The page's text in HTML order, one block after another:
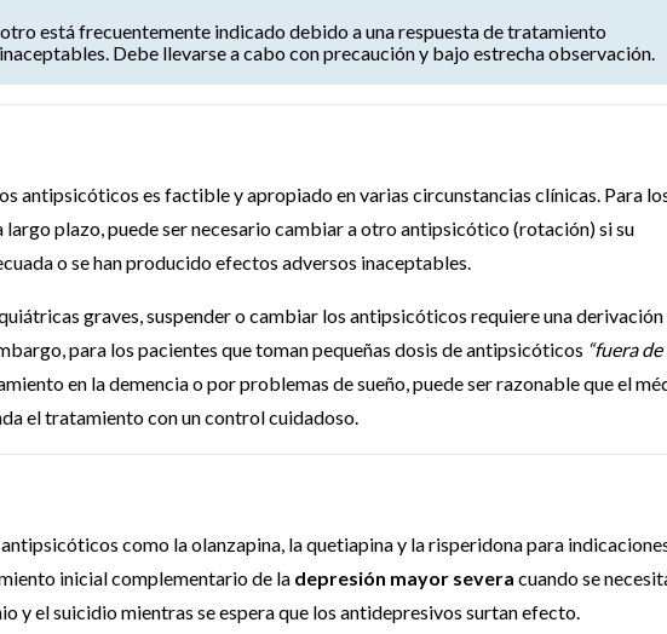
está frecuentemente indicado debido a una respuesta de tratamiento
Debe llevarse a cabo con precaución y bajo estrecha observación.
antipsicóticos es factible y apropiado en varias circunstancias clínicas. Para
plazo, puede ser necesario cambiar a otro antipsicótico (rotación) si su
o se han producido efectos adversos inaceptables.
graves, suspender o cambiar los antipsicóticos requiere una derivación
para los pacientes que toman pequeñas dosis de antipsicóticos “fuera de
en la demencia o por problemas de sueño, puede ser razonable que el
el tratamiento con un control cuidadoso.
como la olanzapina, la quetiapina y la risperidona para
inicial complementario de la depresión mayor severa cuando se
y el suicidio mientras se espera que los antidepresivos surtan efecto.